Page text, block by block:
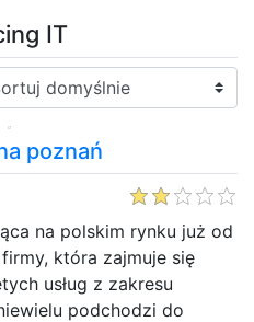
IT
poznań
na polskim rynku już od
która zajmuje się
usług z zakresu
podchodzi do